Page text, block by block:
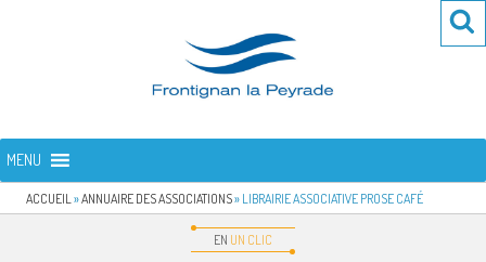
FRONTIGNAN LA PEYRADE
MENU
ACCUEIL »ANNUAIRE DES ASSOCIATIONS» LIBRAIRIE ASSOCIATIVE PROSE CAFÉ
EN UN CLIC